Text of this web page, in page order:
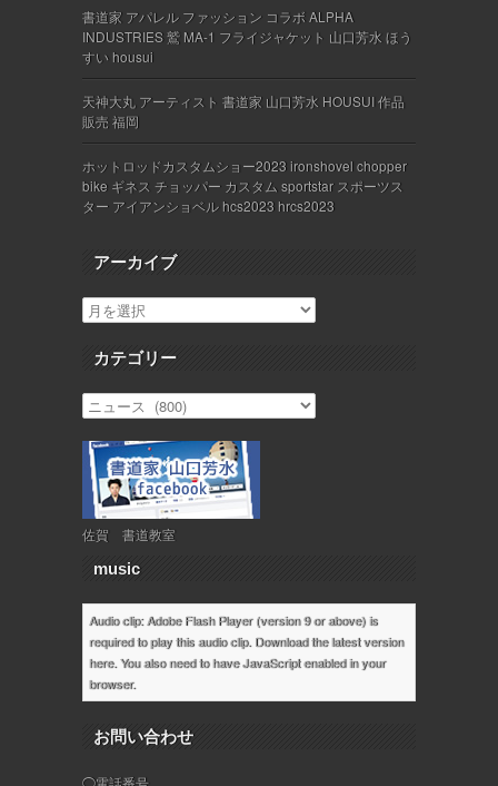
書道家 アパレル ファッション コラボ ALPHA
INDUSTRIES 鷲 MA-1 フライジャケット 山口芳水 ほう
すい housui
天神大丸 アーティスト 書道家 山口芳水 HOUSUI 作品
販売 福岡
ホットロッドカスタムショー2023 ironshovel chopper
bike ギネス チョッパー カスタム sportstar スポーツス
ター アイアンショベル hcs2023 hrcs2023
アーカイブ
カテゴリー
佐賀 書道教室
music
Audio clip: Adobe Flash Player (version 9 or above) is
required to play this audio clip. Download the latest version
here. You also need to have JavaScript enabled in your
browser.
お問い合わせ